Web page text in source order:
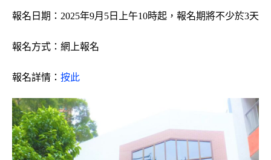
報名日期：2025年9月5日上午10時起，報名期將不少於3天
報名方式：網上報名
報名詳情： 按此